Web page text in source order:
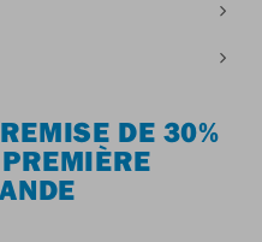
DE 30%